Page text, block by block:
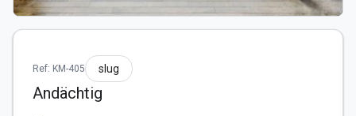
Ref: KM-405 slug
Andächtig